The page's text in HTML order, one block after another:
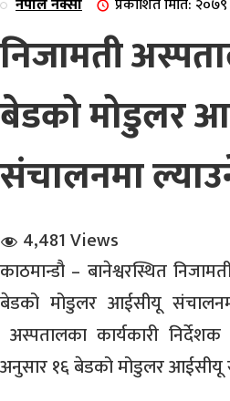
संवाद
नेपाल नक्सा प्रकाशित मिति:
निजामती
बेडको मोडुलर
संचालनमा
4,481 Views
काठमान्डौ – बानेश्वरस्थित
बेडको मोडुलर आईसीयू
अस्पतालका कार्यकारी
अनुसार १६ बेडको मोडुलर आईसीयू